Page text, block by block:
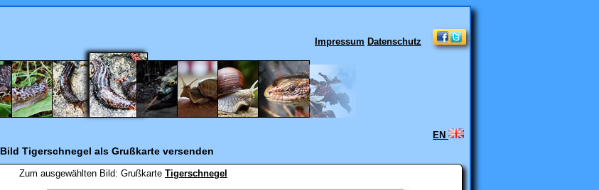
Impressum Datenschutz
EN
Bild Tigerschnegel als Grußkarte versenden
Zum ausgewählten Bild: Grußkarte Tigerschnegel